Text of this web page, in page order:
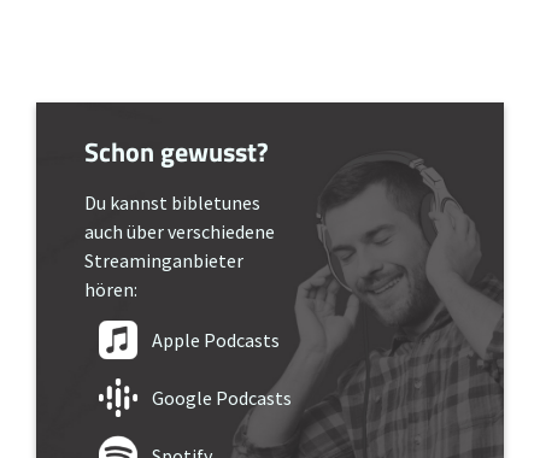
Schon gewusst?
Du kannst bibletunes
auch über verschiedene
Streaminganbieter
hören:
Apple Podcasts
Google Podcasts